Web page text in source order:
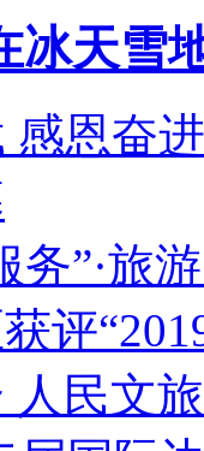
冰天雪
感恩奋
务”·旅
评
人民文